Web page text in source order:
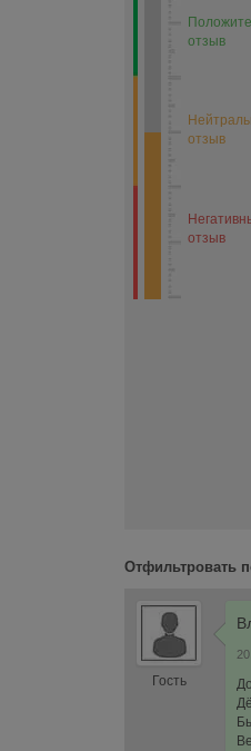
отзыв
отзыв
отзыв
Отфильтровать
Гость